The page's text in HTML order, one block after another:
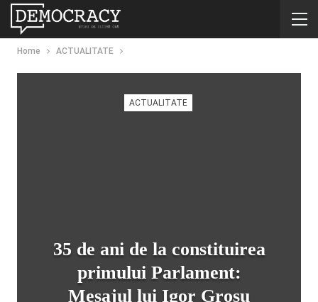
Home ACTUALITATE
ACTUALITATE
35 de ani de la constituirea
primului Parlament:
Mesajul lui Igor Grosu